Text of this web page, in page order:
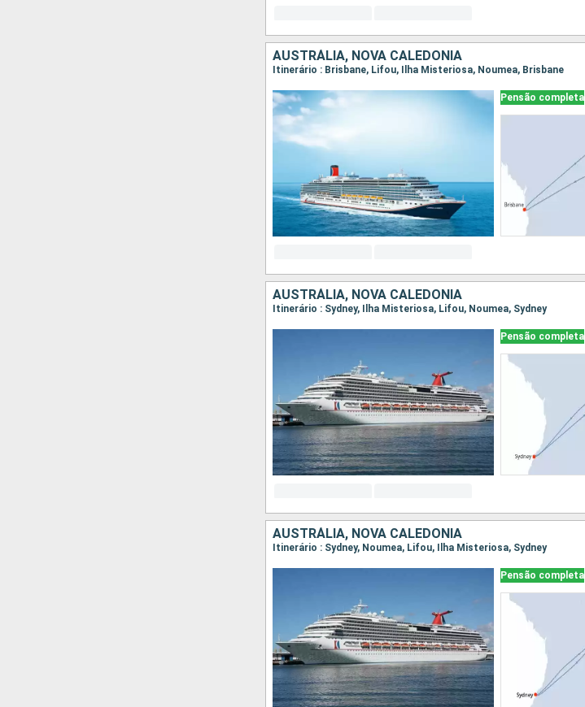
AUSTRÁLIA, NOVA CALEDÔNIA
Itinerário : Brisbane, Lifou, Ilha Misteriosa, Noumea, Brisbane
Pensão completa
AUSTRÁLIA, NOVA CALEDÔNIA
Itinerário : Sydney, Ilha Misteriosa, Lifou, Noumea, Sydney
Pensão completa
AUSTRÁLIA, NOVA CALEDÔNIA
Itinerário : Sydney, Noumea, Lifou, Ilha Misteriosa, Sydney
Pensão completa